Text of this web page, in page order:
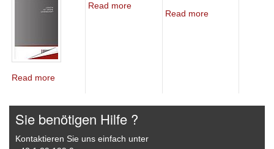
Read more
Read more
Read more
Sie benötigen Hilfe ?
Kontaktieren Sie uns einfach unter